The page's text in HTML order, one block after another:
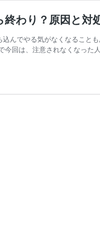
わり？原因と対
んでやる気がなくなること
今回は、注意されなくなっ